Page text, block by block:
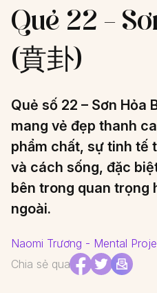
Quẻ 22 –
(賁卦)
Quẻ số 22 – Sơn Hỏa
mang vẻ đẹp thanh
phẩm chất, sự tinh tế
và cách sống, đặc
bên trong quan trọng
ngoài.
Naomi Trương - Mental
Chia sẻ qua